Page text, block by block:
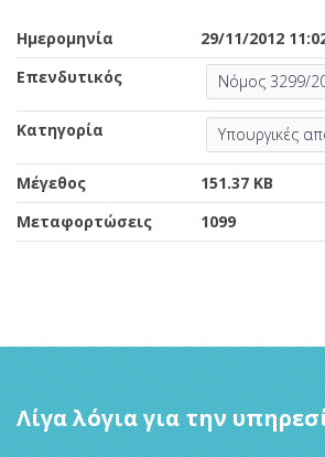
Ημερομηνία
29/11/2012
Επενδυτικός
Νόμος 3299/
Κατηγορία Υπουργικές
Μέγεθος
151.37 KB
Μεταφορτώσεις
1099
Λίγα λόγια για την